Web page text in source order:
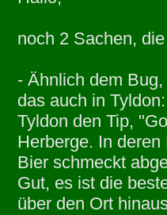
noch 2 Sachen,
- Ähnlich dem
das auch in
Tyldon den Tip,
Herberge. In
Bier schmeckt
Gut, es ist die
über den Ort